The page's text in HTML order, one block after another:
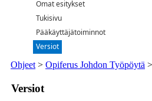
Omat esitykset
Tukisivu
Pääkäyttäjätoiminnot
Versiot
Ohjeet > Opiferus Johdon Työpöytä >
Versiot